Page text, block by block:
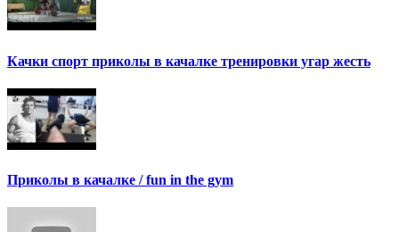
Качки спорт приколы в качалке тренировки угар жесть
Приколы в качалке / fun in the gym